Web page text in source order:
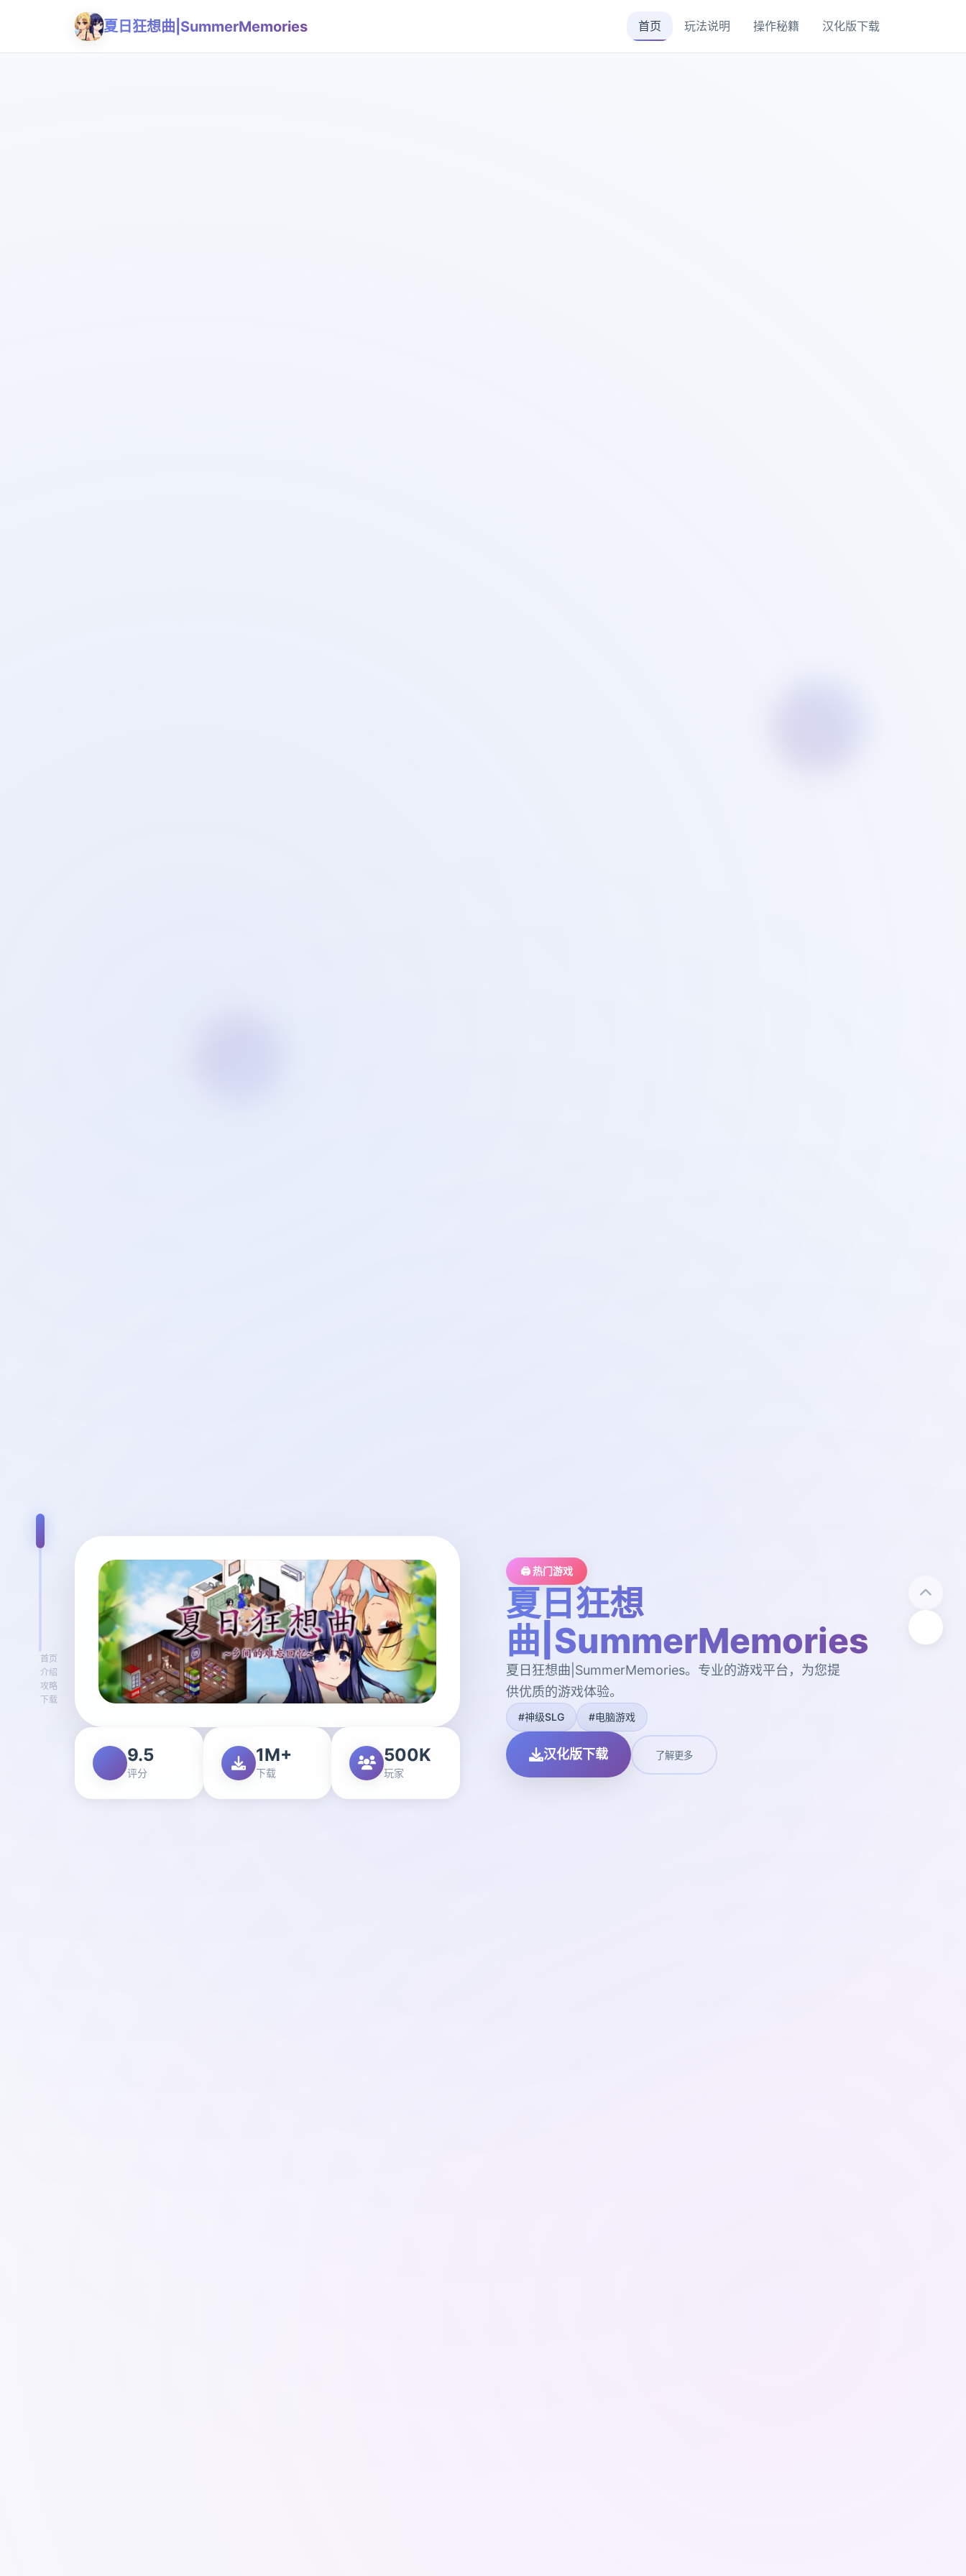
夏日狂想曲|SummerMemories 首页 玩法说明 操作秘籍 汉化版下载
首页
介绍
攻略
下载
9.5
评分
1M+
下载
500K
玩家
🖨️ 热门游戏
夏日狂想
曲|SummerMemories
夏日狂想曲|SummerMemories。专业的游戏平台，为您提
供优质的游戏体验。
#神级SLG #电脑游戏
汉化版下载 了解更多